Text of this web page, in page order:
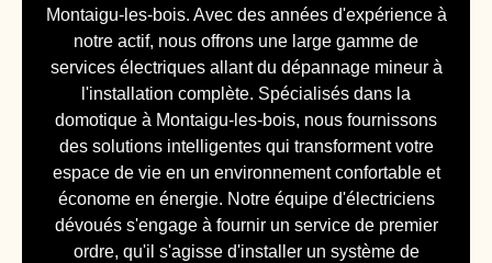
Montaigu-les-bois. Avec des années d'expérience à
notre actif, nous offrons une large gamme de
services électriques allant du dépannage mineur à
l'installation complète. Spécialisés dans la
domotique à Montaigu-les-bois, nous fournissons
des solutions intelligentes qui transforment votre
espace de vie en un environnement confortable et
économe en énergie. Notre équipe d'électriciens
dévoués s'engage à fournir un service de premier
ordre, qu'il s'agisse d'installer un système de